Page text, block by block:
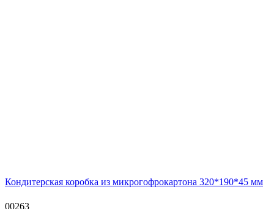
Кондитерская коробка из микрогофрокартона 320*190*45 мм
00263